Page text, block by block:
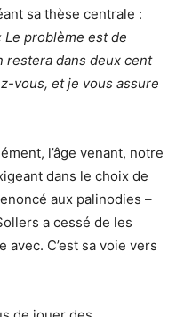
sa thèse centrale :
Le problème est de
restera dans deux cent
vous, et je vous assure
l’âge venant, notre
dans le choix de
aux palinodies –
a cessé de les
C’est sa voie vers